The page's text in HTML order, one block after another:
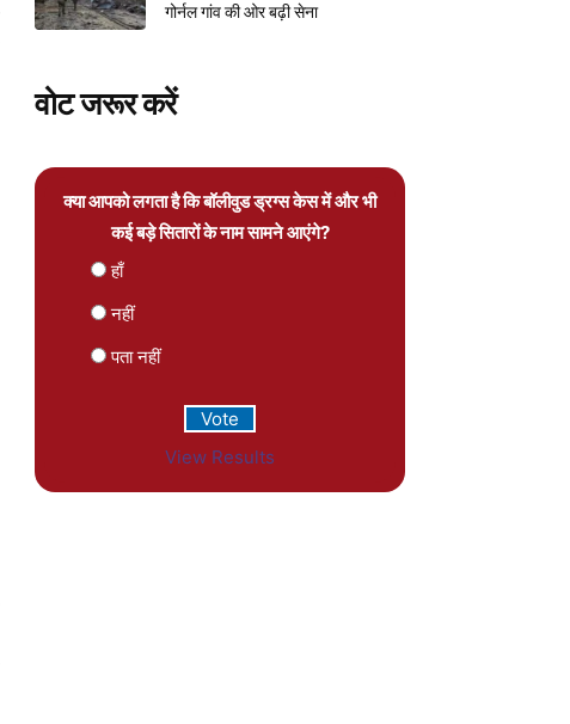
गोर्नल गांव की ओर बढ़ी सेना
वोट जरूर करें
क्या आपको लगता है कि बॉलीवुड ड्रग्स केस में और भी
कई बड़े सितारों के नाम सामने आएंगे?
हाँ
नहीं
पता नहीं
View Results